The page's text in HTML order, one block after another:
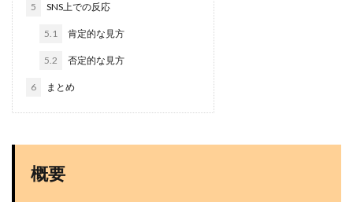
5 SNS上での反応
5.1 肯定的な見方
5.2 否定的な見方
6 まとめ
概要